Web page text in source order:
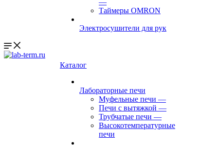
—
Таймеры OMRON
Электросушители для рук
Каталог
Лабораторные печи
Муфельные печи —
Печи с вытяжкой —
Трубчатые печи —
Высокотемпературные
печи